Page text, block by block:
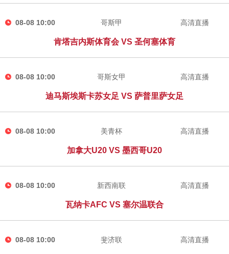
08-08 10:00 哥斯甲
肯塔吉内斯体育会 VS 圣何塞体育
高清直播
08-08 10:00 哥斯女甲
迪马斯埃斯卡苏女足 VS 萨普里萨女足
高清直播
08-08 10:00 美青杯
加拿大U20 VS 墨西哥U20
高清直播
08-08 10:00 新西南联
瓦纳卡AFC VS 塞尔温联合
高清直播
08-08 10:00 斐济联 高清直播